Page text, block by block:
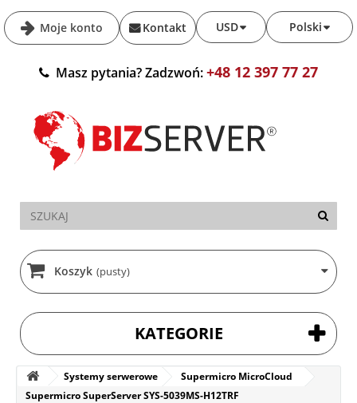
Moje konto Polski
USD
Kontakt
Masz pytania? Zadzwoń:+48 12 397 77 27
Koszyk (pusty)
KATEGORIE
Systemy serwerowe
Supermicro MicroCloud
Supermicro SuperServer SYS-5039MS-H12TRF